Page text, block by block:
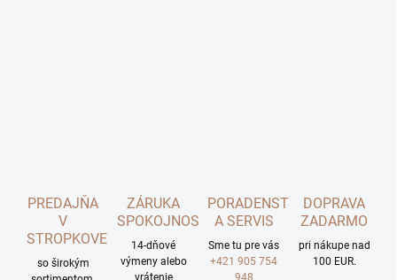
PREDAJŇA
V
STROPKOVE
so širokým
ZÁRUKA
SPOKOJNOSTI
14-dňové
výmeny alebo
vrátenie
PORADENSTVO
A SERVIS
Sme tu pre vás
+421 905 754
948
DOPRAVA
ZADARMO
pri nákupe nad
100 EUR.